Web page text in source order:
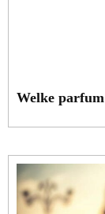
Welke